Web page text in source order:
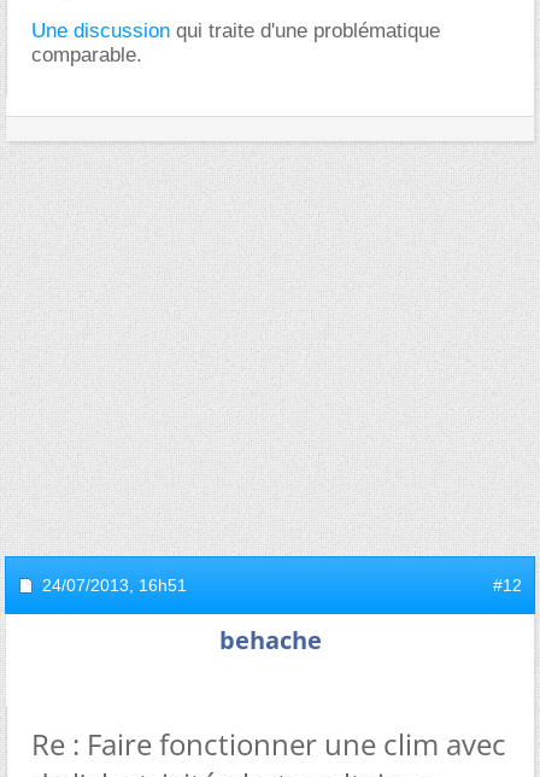
Une discussion qui traite d'une problématique
comparable.
24/07/2013, 16h51 #12
behache
Re : Faire fonctionner une clim avec